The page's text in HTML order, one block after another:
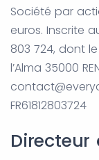
Société par
euros. Inscrite
803 724, dont
l’Alma 35000
FR61812803724
Directeur